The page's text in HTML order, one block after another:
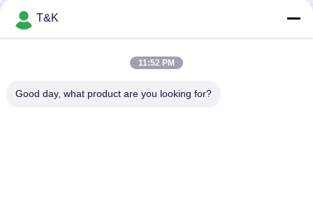
Λαμπρό μπάλωμα εκτύπωσης μεταξιού εργοστασίων
ετικετών μεταφοράς θερμότητας σιλικόνης 1.2mm
Τα ζώα διαμορφώνουν την τρισδιάστατη λαστιχένια
εκτύπωση πυριτίου ετικετών ενδυμάτων μεταφοράς
T&K
11:52 PM
Good day, what product are you looking for?